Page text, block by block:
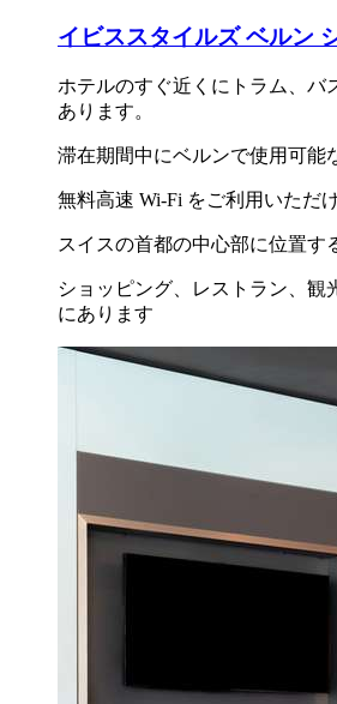
イビススタイルズ ベルン
ホテルのすぐ近くにトラム、バ
あります。
滞在期間中にベルンで使用可能
無料高速 Wi-Fi をご利用いただけ
スイスの首都の中心部に位置す
ショッピング、レストラン、観
にあります